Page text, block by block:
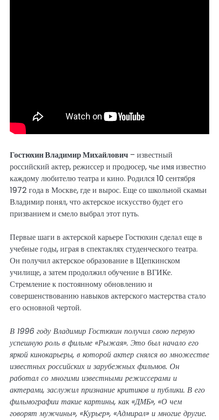
Гостюхин Владимир Михайлович – известный
российский актер, режиссер и продюсер, чье имя известно
каждому любителю театра и кино. Родился 10 сентября
1972 года в Москве, где и вырос. Еще со школьной скамьи
Владимир понял, что актерское искусство будет его
призванием и смело выбрал этот путь.
Первые шаги в актерской карьере Гостюхин сделал еще в
учебные годы, играя в спектаклях студенческого театра.
Он получил актерское образование в Щепкинском
училище, а затем продолжил обучение в ВГИКе.
Стремление к постоянному обновлению и
совершенствованию навыков актерского мастерства стало
его основной чертой.
В 1996 году Владимир Гостюхин получил свою первую
успешную роль в фильме «Рыжая». Это был начало его
яркой кинокарьеры, в которой актер снялся во множестве
известных российских и зарубежных фильмов. Он
работал со многими известными режиссерами и
актерами, заслужил признание критиков и публики. В его
фильмографии такие картины, как «ДМБ», «О чем
говорят мужчины», «Курьер», «Адмирал» и многие другие.